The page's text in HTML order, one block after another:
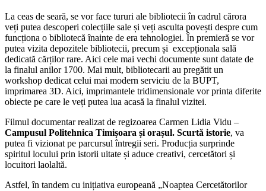
La ceas de seară, se vor face tururi ale bibliotecii în cadrul cărora
veți putea descoperi colecțiile sale și veți asculta povești despre cum
funcționa o bibliotecă înainte de era tehnologiei. În premieră se vor
putea vizita depozitele bibliotecii, precum și excepționala sală
dedicată cărților rare. Aici cele mai vechi documente sunt datate de
la finalul anilor 1700. Mai mult, bibliotecarii au pregătit un
workshop dedicat celui mai modern serviciu de la BUPT,
imprimarea 3D. Aici, imprimantele tridimensionale vor printa diferite
obiecte pe care le veți putea lua acasă la finalul vizitei.
Filmul documentar realizat de regizoarea Carmen Lidia Vidu –
Campusul Politehnica Timișoara și orașul. Scurtă istorie, va
putea fi vizionat pe parcursul întregii seri. Producția surprinde
spiritul locului prin istorii uitate și aduce creativi, cercetători și
locuitori laolaltă.
Astfel, în tandem cu inițiativa europeană „Noaptea Cercetătorilor